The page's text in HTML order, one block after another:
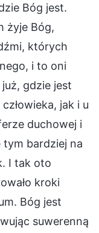
Bóg jest.
żyje Bóg,
których
i to oni
gdzie jest
jak i u
duchowej i
bardziej na
I tak oto
kroki
Bóg jest
suwerenną